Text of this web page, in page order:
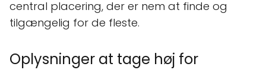
central placering, der er nem at finde og
tilgængelig for de fleste.
Oplysninger at tage høj for